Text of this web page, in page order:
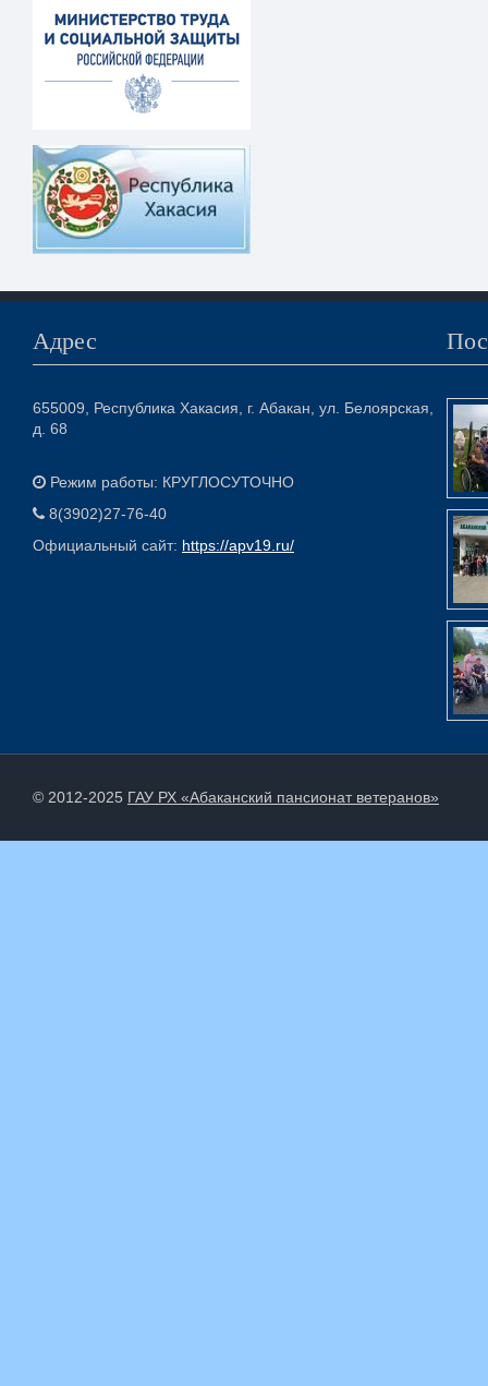
Адрес
655009, Республика Хакасия, г. Абакан, ул. Белоярская,
д. 68
Режим работы: КРУГЛОСУТОЧНО
8(3902)27-76-40
Официальный сайт: https://apv19.ru/
© 2012-2025 ГАУ РХ «Абаканский пансионат ветеранов»